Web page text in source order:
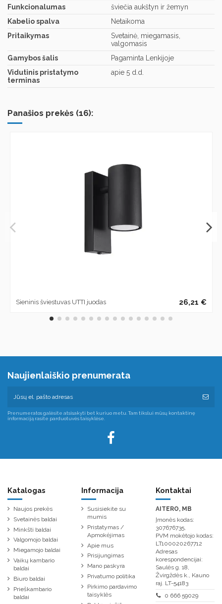
Funkcionalumas
šviečia aukštyn ir žemyn
Kabelio spalva
Netaikoma
Pritaikymas
Svetainė, miegamasis,
valgomasis
Gamybos šalis
Pagaminta Lenkijoje
Vidutinis pristatymo
terminas
apie 5 d.d.
Panašios prekės (16):
Sieninis šviestuvas UTTI juodas 26,21 €
Naujienlaiškio prenumerata
Prenumeratos galėsite atsisakyti bet kuriuo metu. Tam tikslui mūsų kontaktinę
informaciją rasite parduotuvės taisyklėse.
Katalogas
Naujos prekės
Svetainės baldai
Minkšti baldai
Valgomojo baldai
Miegamojo baldai
Vaikų kambario
baldai
Biuro baldai
Prieškambario
baldai
Informacija
Susisiekite su
mumis
Pristatymas /
Apmokėjimas
Apie mus
Prisijungimas
Mano paskyra
Privatumo politika
Pirkimo pardavimo
taisyklės
Kontaktai
AITERO, MB
Įmonės kodas:
307676735,
PVM mokėtojo kodas:
LT100020267712
Adresas
korespondencijai:
Saulės g. 18,
Žvirgždės k., Kauno
raj. LT-54183
0 666 59029